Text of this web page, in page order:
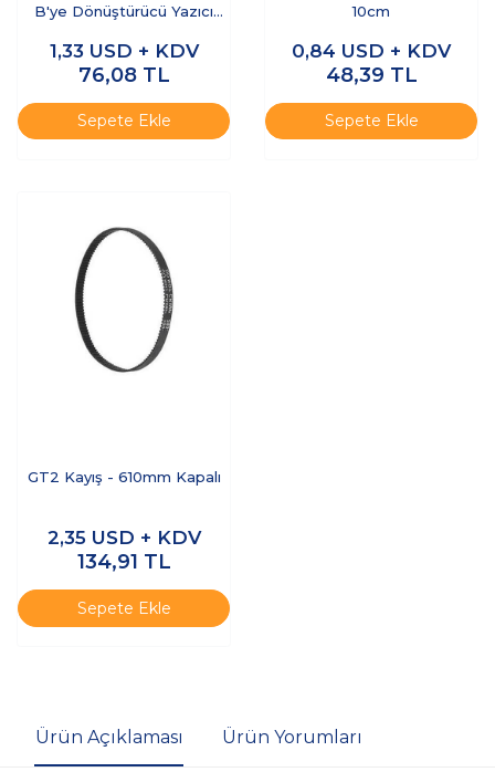
B'ye Dönüştürücü Yazıcı
1,33 USD + KDV
76,08 TL
Sepete Ekle
10cm
0,84 USD + KDV
48,39 TL
Sepete Ekle
GT2 Kayış - 610mm Kapalı
2,35 USD + KDV
134,91 TL
Sepete Ekle
Ürün Açıklaması Ürün Yorumları